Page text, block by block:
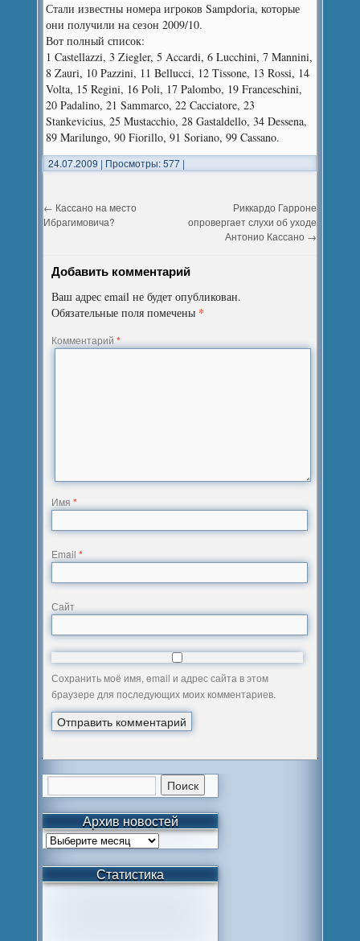
Стали известны номера игроков Sampdoria, которые
они получили на сезон 2009/10.
Вот полный список:
1 Castellazzi, 3 Ziegler, 5 Accardi, 6 Lucchini, 7 Mannini,
8 Zauri, 10 Pazzini, 11 Bellucci, 12 Tissone, 13 Rossi, 14
Volta, 15 Regini, 16 Poli, 17 Palombo, 19 Franceschini,
20 Padalino, 21 Sammarco, 22 Cacciatore, 23
Stankevicius, 25 Mustacchio, 28 Gastaldello, 34 Dessena,
89 Marilungo, 90 Fiorillo, 91 Soriano, 99 Cassano.
24.07.2009 | Просмотры: 577 |
← Кассано на место
Ибрагимовича?
Риккардо Гарроне
опровергает слухи об уходе
Антонио Кассано →
Добавить комментарий
Ваш адрес email не будет опубликован.
Обязательные поля помечены *
Комментарий*
Имя*
Email*
Сайт
Сохранить моё имя, email и адрес сайта в этом
браузере для последующих моих комментариев.
Архив новостей
Статистика